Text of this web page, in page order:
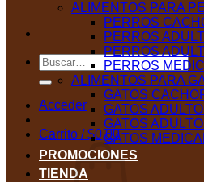
Buscar
por:
Acceder
Carrito /$0,00
ALIMENTOS PARA
PERROS
PERROS
PERROS
PERROS
ALIMENTOS PARA
GATOS
GATOS
GATOS
GATOS
PROMOCIONES
TIENDA